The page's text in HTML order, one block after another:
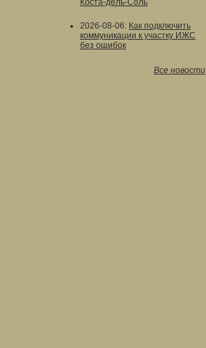
Коста-дель-Соль
2026-08-06: Как подключить
коммуникации к участку ИЖС
без ошибок
Все новости